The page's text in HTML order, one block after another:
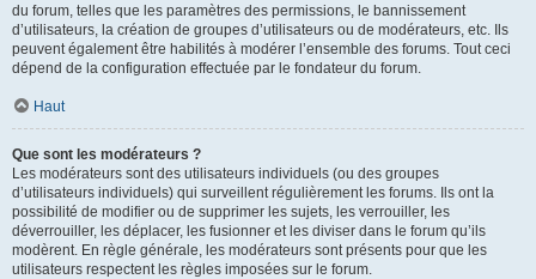
du forum, telles que les paramètres des permissions, le bannissement
d’utilisateurs, la création de groupes d’utilisateurs ou de modérateurs, etc. Ils
peuvent également être habilités à modérer l’ensemble des forums. Tout ceci
dépend de la configuration effectuée par le fondateur du forum.
Haut
Que sont les modérateurs ?
Les modérateurs sont des utilisateurs individuels (ou des groupes
d’utilisateurs individuels) qui surveillent régulièrement les forums. Ils ont la
possibilité de modifier ou de supprimer les sujets, les verrouiller, les
déverrouiller, les déplacer, les fusionner et les diviser dans le forum qu’ils
modèrent. En règle générale, les modérateurs sont présents pour que les
utilisateurs respectent les règles imposées sur le forum.